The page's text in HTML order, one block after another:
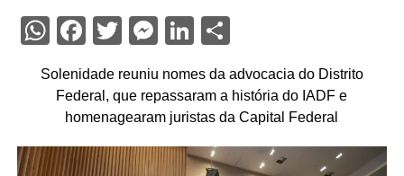
WhatsApp
Facebook
TwitterMessenger
LinkedIn
Solenidade reuniu nomes da advocacia do Distrito
Federal, que repassaram a história do IADF e
homenagearam juristas da Capital Federal